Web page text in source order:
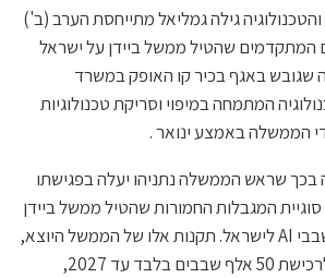
גילה גמליאל מתייחסת הערב (ב')
המתקדמים שהטיל ממשל ביידן על ישראל
באגף בכיר קו האופק במשרד
המתמחה במיפוי וסריקת טכנולוגיות
הממשלה באמצע ינואר .
בכך שראש הממשלה נתניהו יעלה בפגישתו
המגבלות החמורות שהטיל ממשל ביידן
ב-13 בינואר על יצוא שבבי AI לישראל. תקנות אלו של הממשל היוצא,
המגבילות את ישראל לרכישת 50 אלף שבבים בלבד עד 2027,